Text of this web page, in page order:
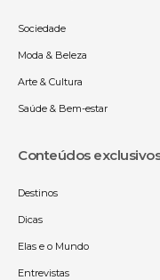
Sociedade
Moda & Beleza
Arte & Cultura
Saúde & Bem-estar
Conteúdos exclusivos
Destinos
Dicas
Elas e o Mundo
Entrevistas